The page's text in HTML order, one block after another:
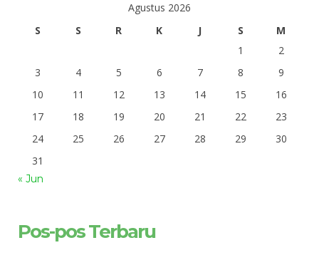
Agustus 2026
S
S R K J S
M
1
2
3
4 5 6 7 8
9
10
11 12 13 14 15
16
17
18 19 20 21 22
23
24
25 26 27 28 29
30
31
« Jun
Pos-pos Terbaru